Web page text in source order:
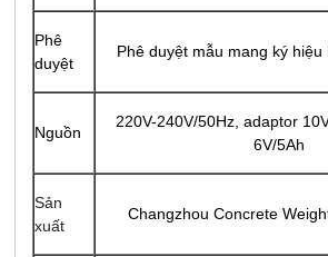
Phê
duyệt
Phê duyệt mẫu mang ký hiệu
Nguồn
220V-240V/50Hz, adaptor
6V/5Ah
Sản
xuất
Changzhou Concrete